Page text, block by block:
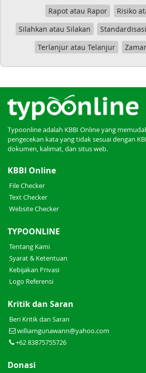
Rapot atau Rapor
Risiko
Silahkan atau Silakan
Terlanjur atau Telanjur
Typoonline adalah KBBI Online yang
pengecekan kata yang tidak sesuai dengan
dokumen, kalimat, dan situs web.
KBBI Online
File Checker
Text Checker
Website Checker
TYPOONLINE
Tentang Kami
Syarat & Ketentuan
Kebijakan Privasi
Logo Referensi
Kritik dan Saran
Beri Kritik dan Saran
williamgunawann@yahoo.com
+62 83875755726
Donasi